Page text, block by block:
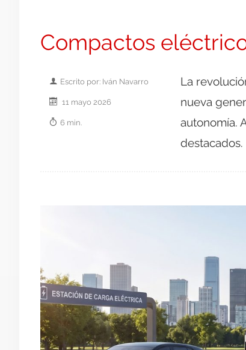
Compactos
Escrito por: Iván Navarro
11 mayo 2026
6 min.
La
nueva
autonomía.
destacados.